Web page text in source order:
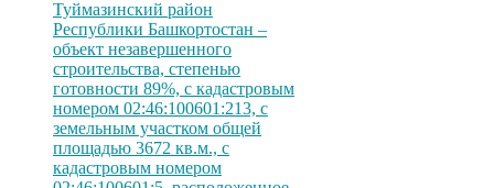
Туймазинский район
Республики Башкортостан –
объект незавершенного
строительства, степенью
готовности 89%, с кадастровым
номером 02:46:100601:213, с
земельным участком общей
площадью 3672 кв.м., с
кадастровым номером